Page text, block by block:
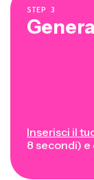
STEP 3
Inserisci il
8 secondi)